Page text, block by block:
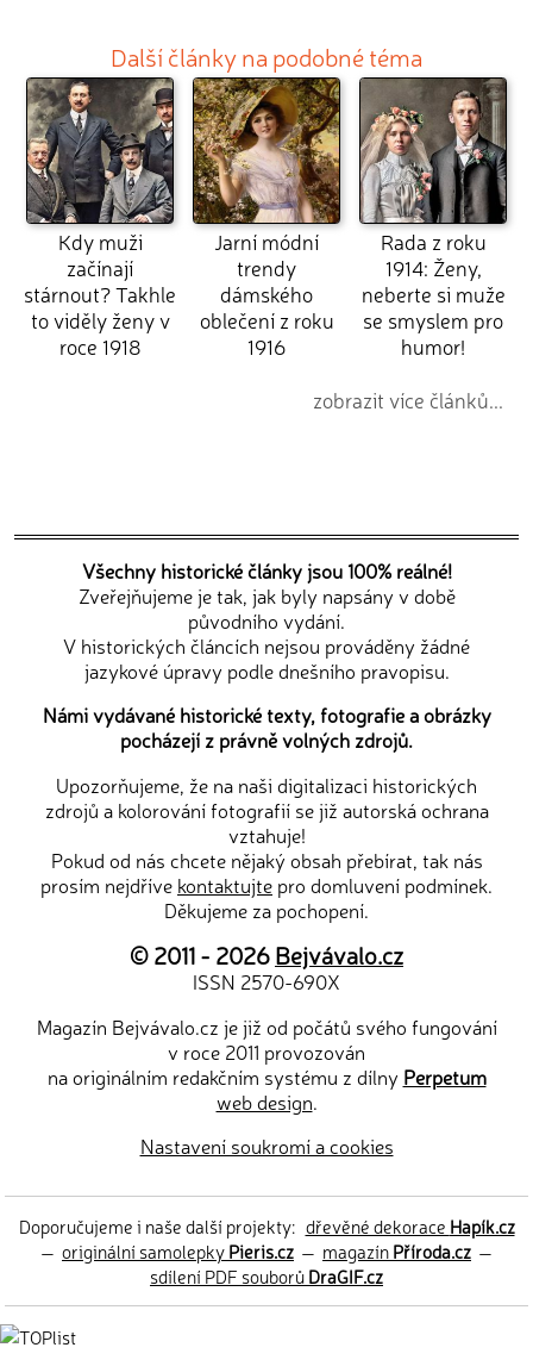
Další články na podobné téma
Kdy muži
začínají
stárnout? Takhle
to viděly ženy v
roce 1918
Jarní módní
trendy
dámského
oblečení z roku
1916
Rada z roku
1914: Ženy,
neberte si muže
se smyslem pro
humor!
zobrazit více článků...
Všechny historické články jsou 100% reálné!
Zveřejňujeme je tak, jak byly napsány v době
původního vydání.
V historických článcích nejsou prováděny žádné
jazykové úpravy podle dnešního pravopisu.
Námi vydávané historické texty, fotografie a obrázky
pocházejí z právně volných zdrojů.
Upozorňujeme, že na naši digitalizaci historických
zdrojů a kolorování fotografií se již autorská ochrana
vztahuje!
Pokud od nás chcete nějaký obsah přebírat, tak nás
prosím nejdříve kontaktujte pro domluvení podmínek.
Děkujeme za pochopení.
© 2011 - 2026Bejvávalo.cz
ISSN 2570-690X
Magazín Bejvávalo.cz je již od počátů svého fungování
v roce 2011 provozován
na originálním redakčním systému z dílny Perpetum
web design.
Nastavení soukromí a cookies
Doporučujeme i naše další projekty: dřevěné dekorace Hapík.cz
— originální samolepkyPieris.cz — magazínPříroda.cz —
sdílení PDF souborůDraGIF.cz